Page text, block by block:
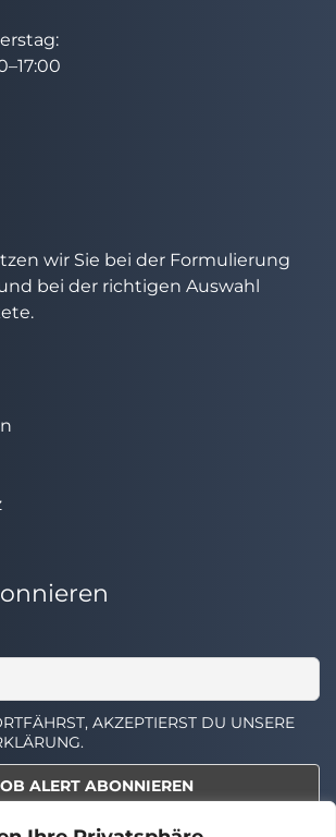
wir Sie bei der Formulierung
bei der richtigen Auswahl
AKZEPTIERST DU UNSERE